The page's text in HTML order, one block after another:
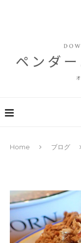
Home ブログ